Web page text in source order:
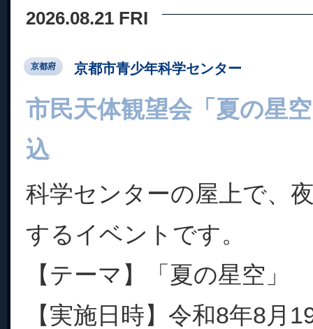
2026.08.21 FRI
京都府 京都市青少年科学センター
市民天体観望会「夏の
込
科学センターの屋上で、
するイベントです。
【テーマ】「夏の星空」
【実施日時】令和8年8月